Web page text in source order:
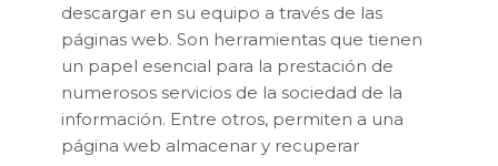
descargar en su equipo a través de las
páginas web. Son herramientas que tienen
un papel esencial para la prestación de
numerosos servicios de la sociedad de la
información. Entre otros, permiten a una
página web almacenar y recuperar